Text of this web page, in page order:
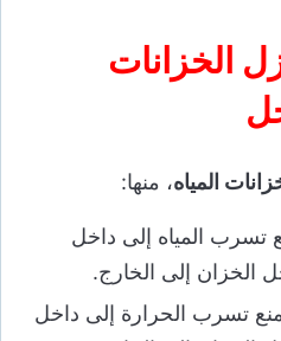
الخزانات
المياه، منها:
تسرب المياه إلى داخل
الخزان إلى الخارج.
تسرب الحرارة إلى داخل